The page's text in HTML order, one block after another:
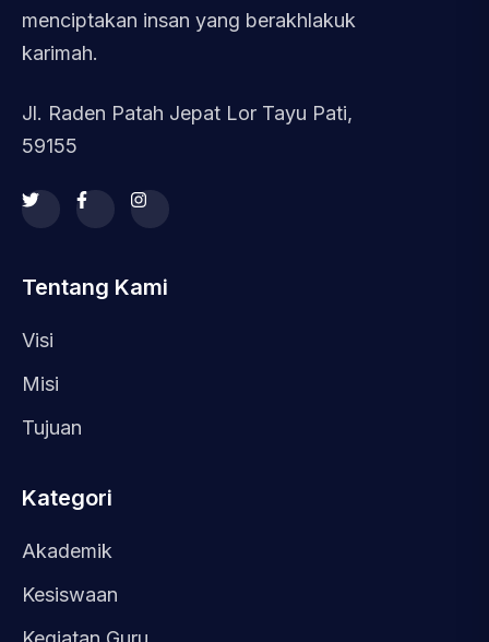
menciptakan insan yang berakhlakuk
karimah.
Jl. Raden Patah Jepat Lor Tayu Pati,
59155
Tentang Kami
Visi
Misi
Tujuan
Kategori
Akademik
Kesiswaan